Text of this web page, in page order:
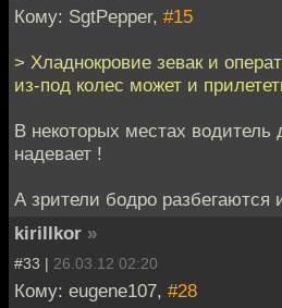
Кому: SgtPepper, #15
> Хладнокровие зевак и
из-под колес может и
В некоторых местах водитель
надевает !
А зрители бодро разбегаются
kirillkor »
#33 | 26.03.12 02:20
Кому: eugene107, #28